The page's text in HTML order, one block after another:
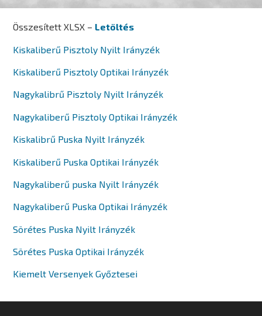
Összesített XLSX – Letöltés
Kiskaliberű Pisztoly Nyilt Irányzék
Kiskaliberű Pisztoly Optikai Irányzék
Nagykalibrű Pisztoly Nyilt Irányzék
Nagykaliberű Pisztoly Optikai Irányzék
Kiskalibrű Puska Nyilt Irányzék
Kiskaliberű Puska Optikai Irányzék
Nagykaliberű puska Nyilt Irányzék
Nagykaliberű Puska Optikai Irányzék
Sörétes Puska Nyilt Irányzék
Sörétes Puska Optikai Irányzék
Kiemelt Versenyek Győztesei